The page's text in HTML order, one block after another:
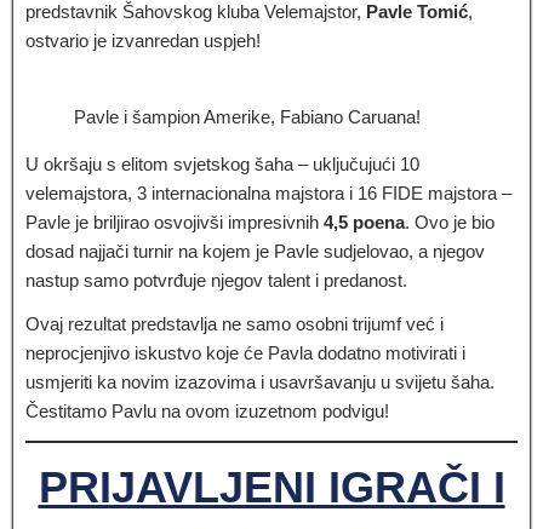
predstavnik Šahovskog kluba Velemajstor, Pavle Tomić,
ostvario je izvanredan uspjeh!
Pavle i šampion Amerike, Fabiano Caruana!
U okršaju s elitom svjetskog šaha – uključujući 10
velemajstora, 3 internacionalna majstora i 16 FIDE majstora –
Pavle je briljirao osvojivši impresivnih 4,5 poena. Ovo je bio
dosad najjači turnir na kojem je Pavle sudjelovao, a njegov
nastup samo potvrđuje njegov talent i predanost.
Ovaj rezultat predstavlja ne samo osobni trijumf već i
neprocjenjivo iskustvo koje će Pavla dodatno motivirati i
usmjeriti ka novim izazovima i usavršavanju u svijetu šaha.
Čestitamo Pavlu na ovom izuzetnom podvigu!
PRIJAVLJENI IGRAČI I